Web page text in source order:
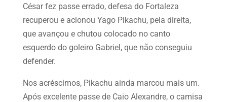
César fez passe errado, defesa do Fortaleza
recuperou e acionou Yago Pikachu, pela direita,
que avançou e chutou colocado no canto
esquerdo do goleiro Gabriel, que não conseguiu
defender.
Nos acréscimos, Pikachu ainda marcou mais um.
Após excelente passe de Caio Alexandre, o camisa